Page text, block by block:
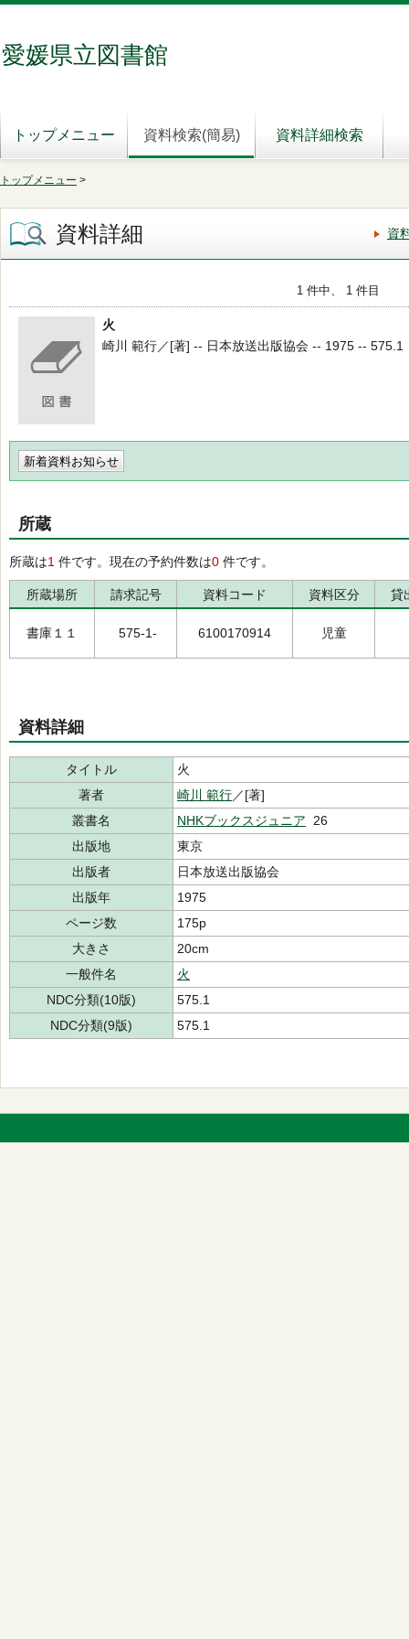
愛媛県立図書館
トップメニュー 資料検索(簡易) 資料詳細検索
トップメニュー >
資料詳細 資
1 件中、 1 件目
火
崎川 範行／[著] -- 日本放送出版協会 -- 1975 -- 575.1
新着資料お知らせ
所蔵
所蔵は1 件です。現在の予約件数は0 件です。
所蔵場所 請求記号 資料コード 資料区分 貸
書庫１１ 575-1- 6100170914 児童
資料詳細
タイトル
火
著者
崎川 範行／[著]
叢書名
NHKブックスジュニア 26
出版地
東京
出版者
日本放送出版協会
出版年
1975
ページ数
175p
大きさ
20cm
一般件名
火
NDC分類(10版)
575.1
NDC分類(9版)
575.1